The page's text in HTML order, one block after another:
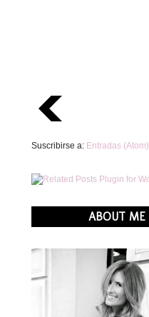
Suscribirse a: Entradas (Atom)
ABOUT ME